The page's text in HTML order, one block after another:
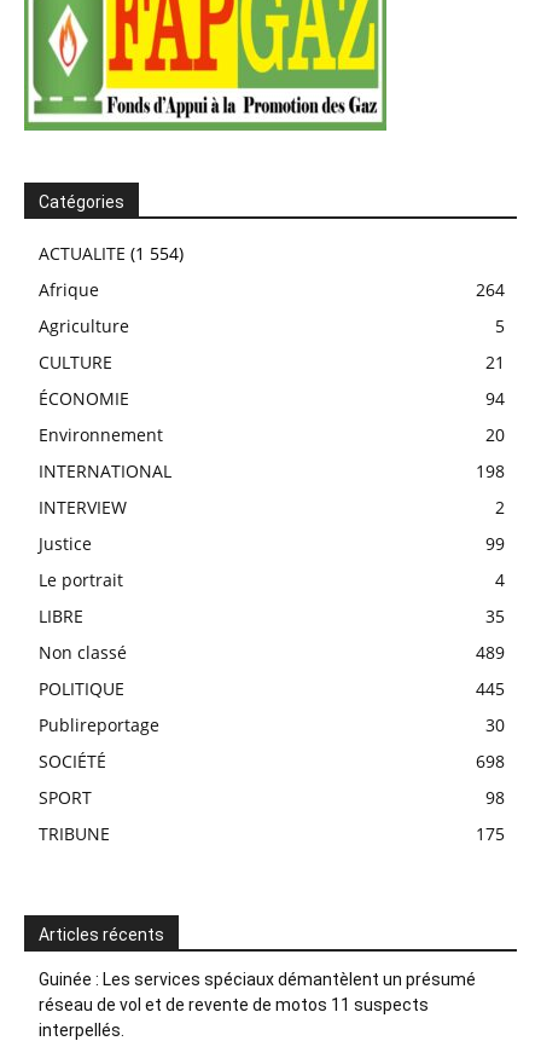
Catégories
ACTUALITE (1 554)
Afrique
264
Agriculture
5
CULTURE
21
ÉCONOMIE
94
Environnement
20
INTERNATIONAL
198
INTERVIEW
2
Justice
99
Le portrait
4
LIBRE
35
Non classé
489
POLITIQUE
445
Publireportage
30
SOCIÉTÉ
698
SPORT
98
TRIBUNE
175
Articles récents
Guinée : Les services spéciaux démantèlent un présumé
réseau de vol et de revente de motos 11 suspects
interpellés.